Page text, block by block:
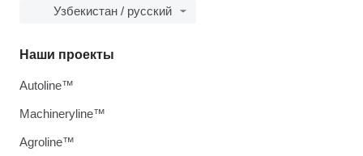
Узбекистан / русский
Наши проекты
Autoline™
Machineryline™
Agroline™